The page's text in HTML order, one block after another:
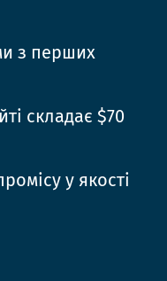
з перших
складає $70
у якості